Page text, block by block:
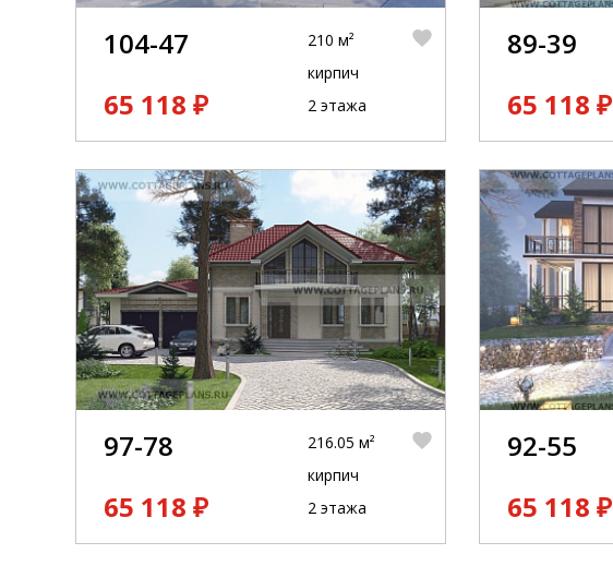
104-47
65 118 ₽
210 м²
кирпич
2 этажа
89-39
65 118 ₽
97-78
65 118 ₽
216.05 м²
кирпич
2 этажа
92-55
65 118 ₽